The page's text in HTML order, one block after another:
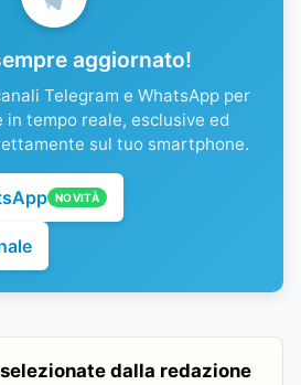
aggiornato!
Telegram e WhatsApp per
in tempo reale, esclusive ed
sul tuo smartphone.
NOVITÀ
dalla redazione